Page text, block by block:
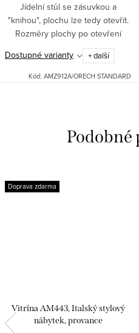
Jídelní stůl se zásuvkou a
"knihou", plochu lze tedy otevřít.
Rozměry plochy po otevření
100x200 cm. Materiál masív.
Možné dodat v různých
odstínech: bílá patina, černá...
Dostupné varianty + další
Kód: AMZ912A/ORECH STANDARD
Doprava zdarma
Vitrína AM443, Italský stylový
nábytek, provance